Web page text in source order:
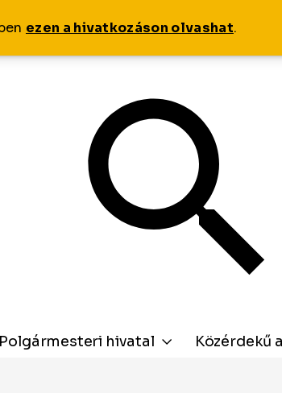
ezen a hivatkozáson olvashat.
Polgármesteri hivatal Közérdekű